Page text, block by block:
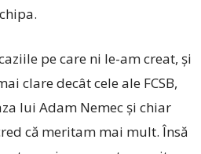
pe care ni le-am creat, și
clare decât cele ale FCSB,
lui Adam Nemec și chiar
că meritam mai mult. Însă